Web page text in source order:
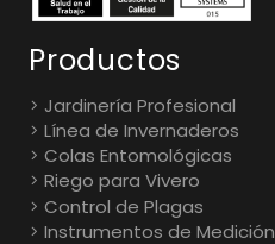
Productos
Jardinería Profesional
Línea de Invernaderos
Colas Entomológicas
Riego para Vivero
Control de Plagas
Instrumentos de Medición